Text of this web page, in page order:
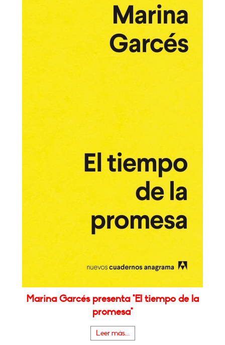
Marina Garcés presenta "El tiempo de la
promesa"
Leer más...